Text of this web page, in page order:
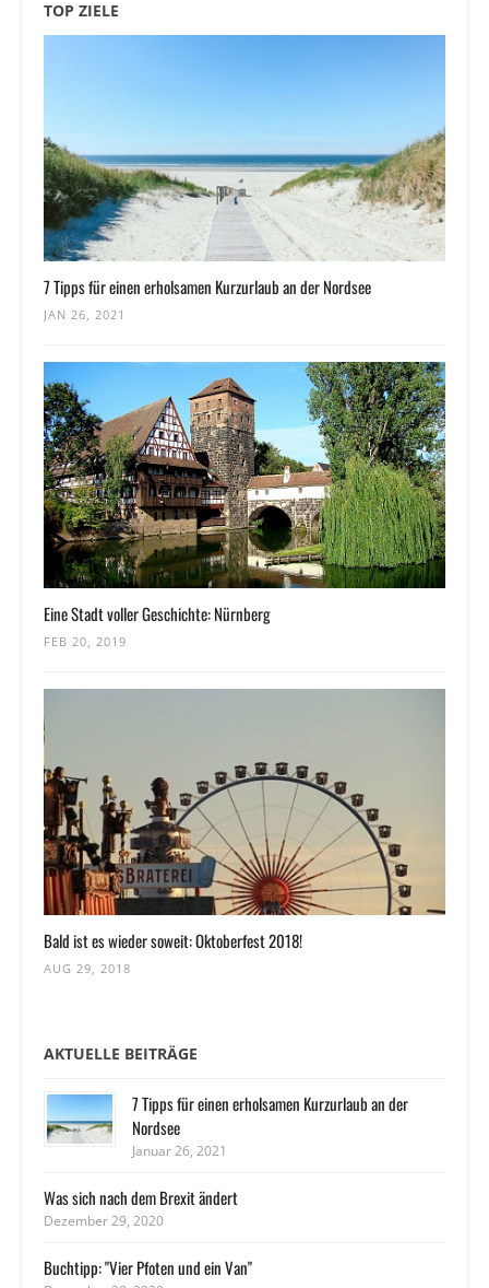
TOP ZIELE
7 Tipps für einen erholsamen Kurzurlaub an der Nordsee
JAN 26, 2021
Eine Stadt voller Geschichte: Nürnberg
FEB 20, 2019
Bald ist es wieder soweit: Oktoberfest 2018!
AUG 29, 2018
AKTUELLE BEITRÄGE
7 Tipps für einen erholsamen Kurzurlaub an der
Nordsee
Januar 26, 2021
Was sich nach dem Brexit ändert
Dezember 29, 2020
Buchtipp: "Vier Pfoten und ein Van"